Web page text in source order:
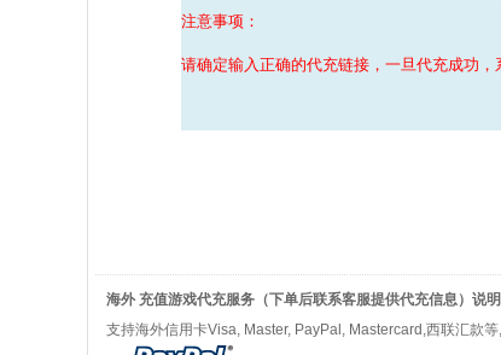
注意事项：
请确定输入正确的代充链接，一旦代充成功，
海外 充值游戏代充服务（下单后联系客服提供代充信息）说明
支持海外信用卡Visa, Master, PayPal, Mastercard,西联汇款